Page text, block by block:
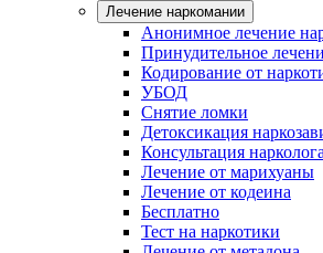
Лечение наркомании
Анонимное лечение
Принудительное
Кодирование от
УБОД
Снятие ломки
Детоксикация
Консультация нарколога
Лечение от марихуаны
Лечение от кодеина
Бесплатно
Тест на наркотики